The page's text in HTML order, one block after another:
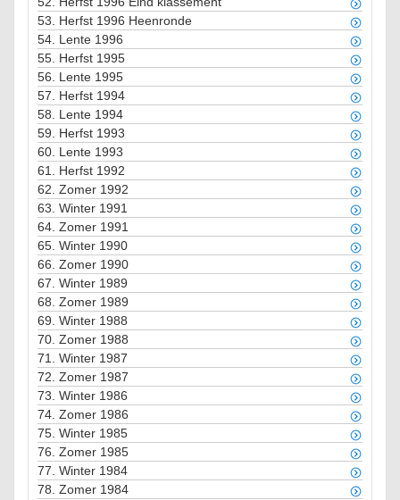
53. Herfst 1996 Heenronde
54. Lente 1996
55. Herfst 1995
56. Lente 1995
57. Herfst 1994
58. Lente 1994
59. Herfst 1993
60. Lente 1993
61. Herfst 1992
62. Zomer 1992
63. Winter 1991
64. Zomer 1991
65. Winter 1990
66. Zomer 1990
67. Winter 1989
68. Zomer 1989
69. Winter 1988
70. Zomer 1988
71. Winter 1987
72. Zomer 1987
73. Winter 1986
74. Zomer 1986
75. Winter 1985
76. Zomer 1985
77. Winter 1984
78. Zomer 1984